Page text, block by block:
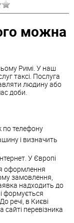
можна
Римі. У наш
таксі. Послуга
людину або
доби.
по телефону
і визначить
У Європі
оформлення
замовлення,
надходить до
формується
речі, в Києві
перевізника